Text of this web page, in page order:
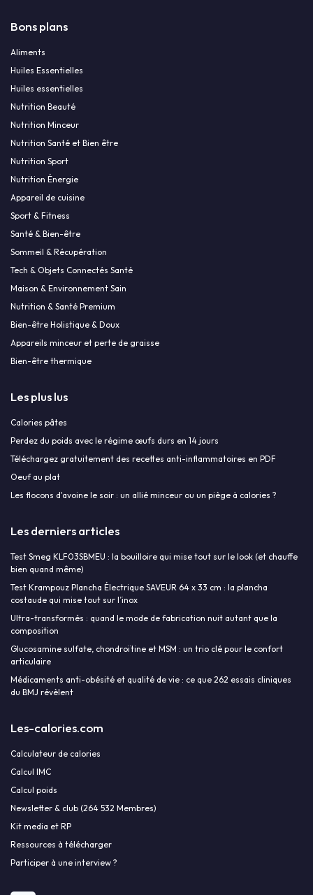
Bons plans
Aliments
Huiles Essentielles
Huiles essentielles
Nutrition Beauté
Nutrition Minceur
Nutrition Santé et Bien être
Nutrition Sport
Nutrition Énergie
Appareil de cuisine
Sport & Fitness
Santé & Bien-être
Sommeil & Récupération
Tech & Objets Connectés Santé
Maison & Environnement Sain
Nutrition & Santé Premium
Bien-être Holistique & Doux
Appareils minceur et perte de graisse
Bien-être thermique
Les plus lus
Calories pâtes
Perdez du poids avec le régime œufs durs en 14 jours
Téléchargez gratuitement des recettes anti-inflammatoires en PDF
Oeuf au plat
Les flocons d'avoine le soir : un allié minceur ou un piège à calories ?
Les derniers articles
Test Smeg KLF03SBMEU : la bouilloire qui mise tout sur le look (et chauffe
bien quand même)
Test Krampouz Plancha Électrique SAVEUR 64 x 33 cm : la plancha
costaude qui mise tout sur l’inox
Ultra-transformés : quand le mode de fabrication nuit autant que la
composition
Glucosamine sulfate, chondroïtine et MSM : un trio clé pour le confort
articulaire
Médicaments anti-obésité et qualité de vie : ce que 262 essais cliniques
du BMJ révèlent
Les-calories.com
Calculateur de calories
Calcul IMC
Calcul poids
Newsletter & club (264 532 Membres)
Kit media et RP
Ressources à télécharger
Participer à une interview ?